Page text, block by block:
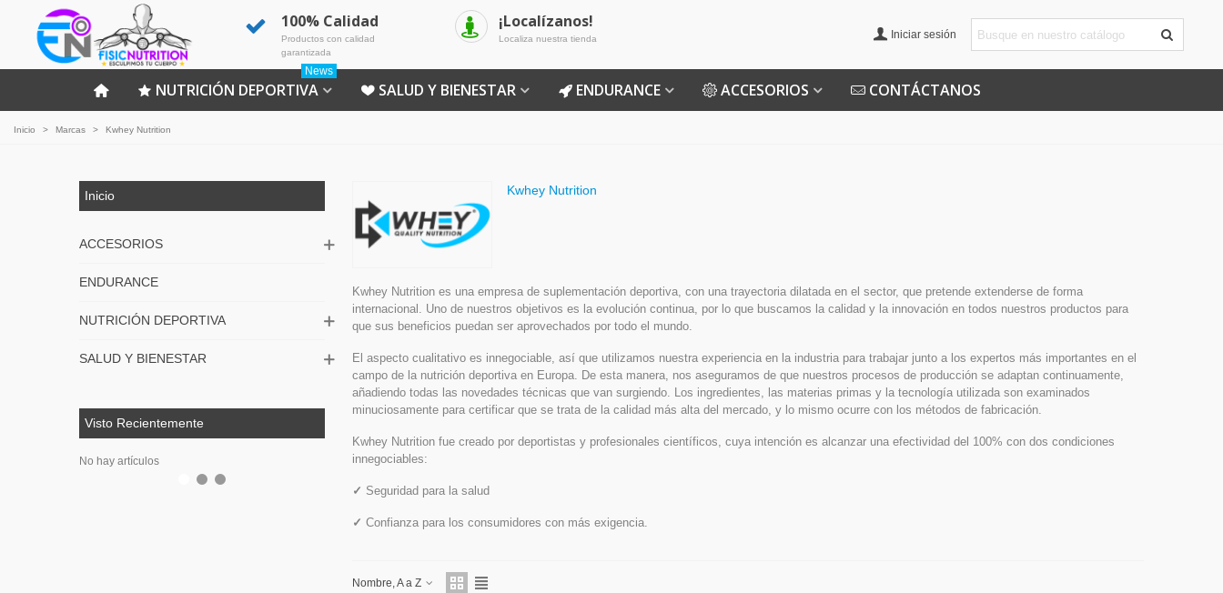
100% Calidad
Productos con calidad
garantizada
¡Localízanos!
Localiza nuestra tienda Iniciar sesión
NUTRICIÓN DEPORTIVA
News
SALUD Y BIENESTAR ENDURANCE ACCESORIOS CONTÁCTANOS
Inicio > Marcas > Kwhey Nutrition
Inicio
ACCESORIOS
ENDURANCE
NUTRICIÓN DEPORTIVA
SALUD Y BIENESTAR
Visto Recientemente
No hay artículos
Kwhey Nutrition
Kwhey Nutrition es una empresa de suplementación deportiva, con una trayectoria dilatada en el sector, que pretende extenderse de forma
internacional. Uno de nuestros objetivos es la evolución continua, por lo que buscamos la calidad y la innovación en todos nuestros productos para
que sus beneficios puedan ser aprovechados por todo el mundo.
El aspecto cualitativo es innegociable, así que utilizamos nuestra experiencia en la industria para trabajar junto a los expertos más importantes en el
campo de la nutrición deportiva en Europa. De esta manera, nos aseguramos de que nuestros procesos de producción se adaptan continuamente,
añadiendo todas las novedades técnicas que van surgiendo. Los ingredientes, las materias primas y la tecnología utilizada son examinados
minuciosamente para certificar que se trata de la calidad más alta del mercado, y lo mismo ocurre con los métodos de fabricación.
Kwhey Nutrition fue creado por deportistas y profesionales científicos, cuya intención es alcanzar una efectividad del 100% con dos condiciones
innegociables:
✓ Seguridad para la salud
✓ Confianza para los consumidores con más exigencia.
Nombre, A a Z